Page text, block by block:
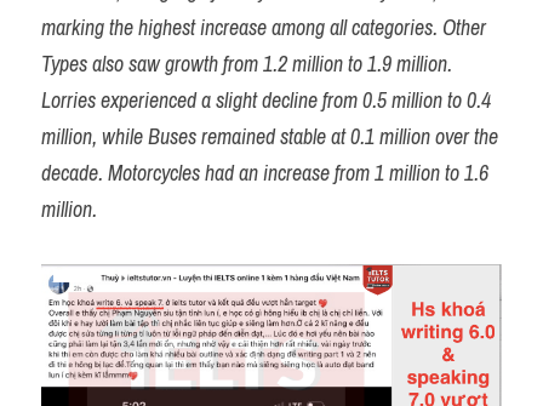
marking the highest increase among all categories. Other
Types also saw growth from 1.2 million to 1.9 million.
Lorries experienced a slight decline from 0.5 million to 0.4
million, while Buses remained stable at 0.1 million over the
decade. Motorcycles had an increase from 1 million to 1.6
million.